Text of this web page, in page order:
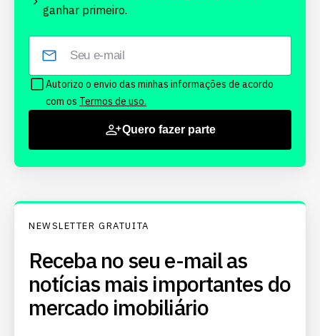
ganhar primeiro.
Autorizo o envio das minhas informações de acordo
com os Termos de uso.
Quero fazer parte
NEWSLETTER GRATUITA
Receba no seu e-mail as
notícias mais importantes do
mercado imobiliário